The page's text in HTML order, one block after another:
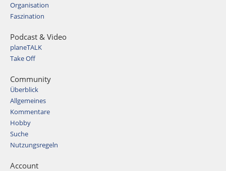
Organisation
Faszination
Podcast & Video
planeTALK
Take Off
Community
Überblick
Allgemeines
Kommentare
Hobby
Suche
Nutzungsregeln
Account